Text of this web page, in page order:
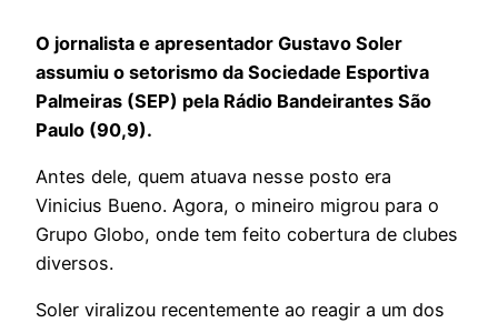
O jornalista e apresentador Gustavo Soler
assumiu o setorismo da Sociedade Esportiva
Palmeiras (SEP) pela Rádio Bandeirantes São
Paulo (90,9).
Antes dele, quem atuava nesse posto era
Vinicius Bueno. Agora, o mineiro migrou para o
Grupo Globo, onde tem feito cobertura de clubes
diversos.
Soler viralizou recentemente ao reagir a um dos